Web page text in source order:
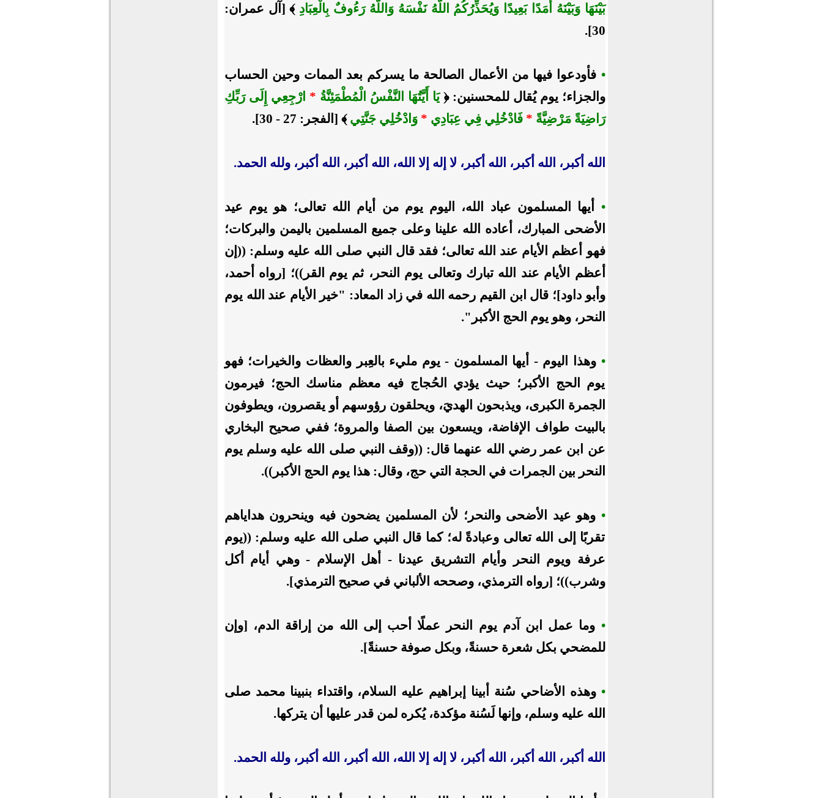
بَيْنَهَا وَبَيْنَهُ أَمَدًا بَعِيدًا وَيُحَذِّرُكُمُ اللَّهُ نَفْسَهُ وَاللَّهُ رَءُوفٌ بِالْعِبَادِ ﴾ [آل عمران:
30].
• فأودعوا فيها من الأعمال الصالحة ما يسركم بعد الممات وحين الحساب
والجزاء؛ يوم يُقال للمحسنين: ﴿يَا أَيَّتُهَا النَّفْسُ الْمُطْمَئِنَّةُ * ارْجِعِي إِلَى رَبِّكِ
رَاضِيَةً مَرْضِيَّةً * فَادْخُلِي فِي عِبَادِي * وَادْخُلِي جَنَّتِي ﴾ [الفجر: 27 - 30].
الله أكبر، الله أكبر، الله أكبر، لا إله إلا الله، الله أكبر، الله أكبر، ولله الحمد.
• أيها المسلمون عباد الله، اليوم يوم من أيام الله تعالى؛ هو يوم عيد
الأضحى المبارك، أعاده الله علينا وعلى جميع المسلمين باليمن والبركات؛
فهو أعظم الأيام عند الله تعالى؛ فقد قال النبي صلى الله عليه وسلم: ((إن
أعظم الأيام عند الله تبارك وتعالى يوم النحر، ثم يوم القر))؛ [رواه أحمد،
وأبو داود]؛ قال ابن القيم رحمه الله في زاد المعاد: "خير الأيام عند الله يوم
النحر، وهو يوم الحج الأكبر".
• وهذا اليوم - أيها المسلمون - يوم مليء بالعِبر والعظات والخيرات؛ فهو
يوم الحج الأكبر؛ حيث يؤدي الحُجاج فيه معظم مناسك الحج؛ فيرمون
الجمرة الكبرى، ويذبحون الهديَ، ويحلقون رؤوسهم أو يقصرون، ويطوفون
بالبيت طواف الإفاضة، ويسعون بين الصفا والمروة؛ ففي صحيح البخاري
عن ابن عمر رضي الله عنهما قال: ((وقف النبي صلى الله عليه وسلم يوم
النحر بين الجمرات في الحجة التي حج، وقال: هذا يوم الحج الأكبر)).
• وهو عيد الأضحى والنحر؛ لأن المسلمين يضحون فيه وينحرون هداياهم
تقربًا إلى الله تعالى وعبادةً له؛ كما قال النبي صلى الله عليه وسلم: ((يوم
عرفة ويوم النحر وأيام التشريق عيدنا - أهل الإسلام - وهي أيام أكل
وشرب))؛ [رواه الترمذي، وصححه الألباني في صحيح الترمذي].
• وما عمل ابن آدم يوم النحر عملًا أحب إلى الله من إراقة الدم، [وإن
للمضحي بكل شعرة حسنةً، وبكل صوفة حسنةً].
• وهذه الأضاحي سُنة أبينا إبراهيم عليه السلام، واقتداء بنبينا محمد صلى
الله عليه وسلم، وإنها لَسُنة مؤكدة، يُكره لمن قدر عليها أن يتركها.
الله أكبر، الله أكبر، الله أكبر، لا إله إلا الله، الله أكبر، الله أكبر، ولله الحمد.